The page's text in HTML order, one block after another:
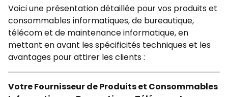
Voici une présentation détaillée pour vos produits et
consommables informatiques, de bureautique,
télécom et de maintenance informatique, en
mettant en avant les spécificités techniques et les
avantages pour attirer les clients :
Votre Fournisseur de Produits et Consommables